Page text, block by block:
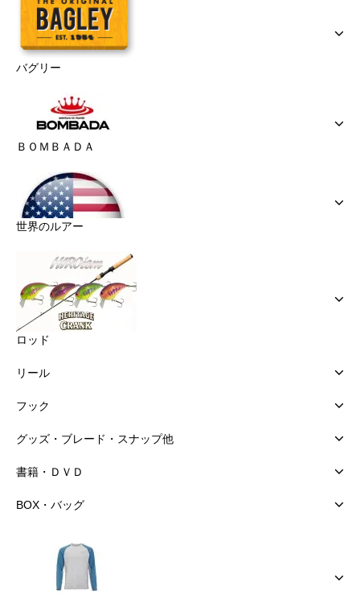
バグリー
ＢＯＭＢＡＤＡ
世界のルアー
ロッド
リール
フック
グッズ・ブレード・スナップ他
書籍・ＤＶＤ
BOX・バッグ